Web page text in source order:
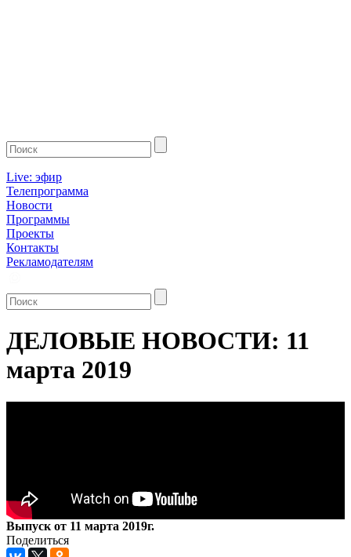
Live: эфир
Телепрограмма
Новости
Программы
Проекты
Контакты
Рекламодателям
ДЕЛОВЫЕ НОВОСТИ: 11
марта 2019
Выпуск от 11 марта 2019г.
Поделиться